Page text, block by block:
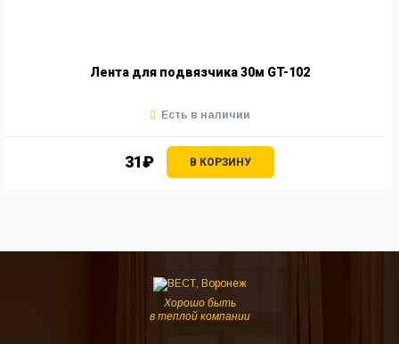
Лента для подвязчика 30м GT-102
31₽ В КОРЗИНУ
Есть в наличии
Хорошо быть
в теплой компании